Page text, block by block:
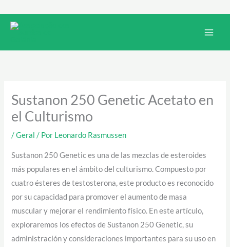
para
Sustanon 250 Genetic Acetato en
el Culturismo
/Geral / Por Leonardo Rasmussen
Sustanon 250 Genetic es una de las mezclas de esteroides
más populares en el ámbito del culturismo. Compuesto por
cuatro ésteres de testosterona, este producto es reconocido
por su capacidad para promover el aumento de masa
muscular y mejorar el rendimiento físico. En este artículo,
exploraremos los efectos de Sustanon 250 Genetic, su
administración y consideraciones importantes para su uso en